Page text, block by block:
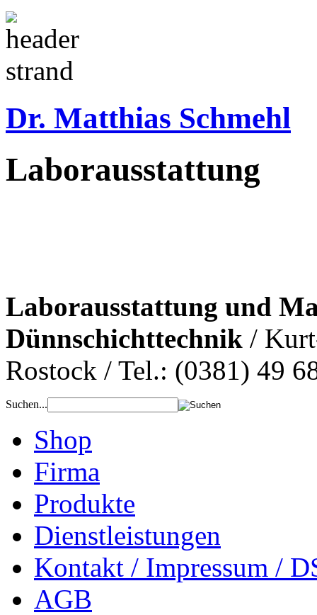
Dr. Matthias Schmehl
Laborausstattung
Laborausstattung und
Dünnschichttechnik /
Rostock / Tel.: (0381) 49
Suchen...
Shop
Firma
Produkte
Dienstleistungen
Kontakt / Impressum /
AGB